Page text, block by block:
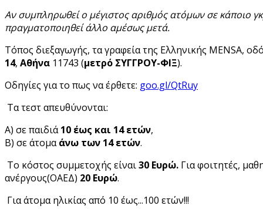
Αν συμπληρωθεί ο μέγιστος αριθμός ατόμων σε κάποιο
πραγματοποιηθεί άλλο αμέσως μετά.
Τόπος διεξαγωγής, τα γραφεία της Ελληνικής MENSA,
14, Αθήνα 11743 (μετρό ΣΥΓΓΡΟΥ-ΦΙΞ).
Οδηγίες για το πως να έρθετε: goo.gl/QtRuy
Τα τεστ απευθύνονται:
Α) σε παιδιά10 έως και 14 ετών,
Β) σε άτομαάνω των 14 ετών.
Το κόστος συμμετοχής είναι30 Ευρώ. Για φοιτητές,
ανέργους(ΟΑΕΔ) 20 Ευρώ.
Για άτομα ηλικίας από 10 έως...100 ετών!!!